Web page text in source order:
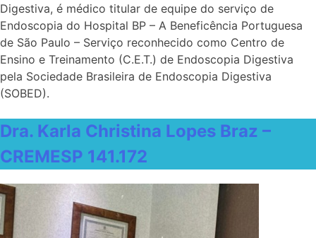
Digestiva, é médico titular de equipe do serviço de
Endoscopia do Hospital BP – A Beneficência Portuguesa
de São Paulo – Serviço reconhecido como Centro de
Ensino e Treinamento (C.E.T.) de Endoscopia Digestiva
pela Sociedade Brasileira de Endoscopia Digestiva
(SOBED).
Dra. Karla Christina Lopes Braz –
CREMESP 141.172